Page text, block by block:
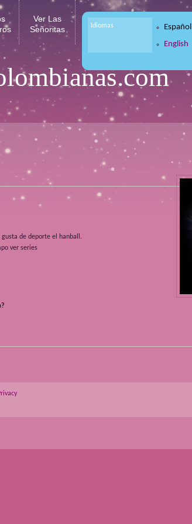
Ver Las
Señoritas
Idiomas
Español
English
de deporte el hanball.
ver series